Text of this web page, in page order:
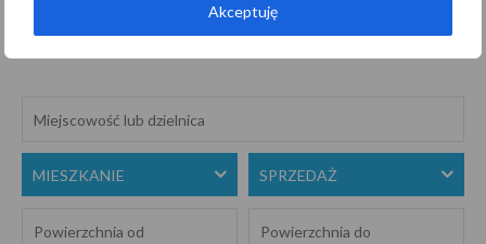
Akceptuję
Szukaj
MIESZKANIE SPRZEDAŻ